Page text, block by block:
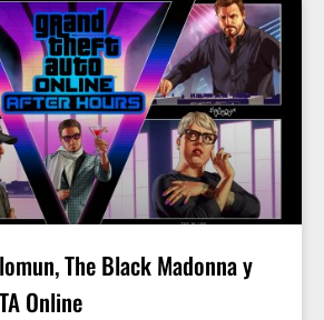
The Black Madonna y
Online